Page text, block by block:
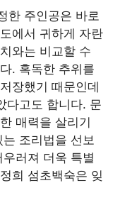
한 주인공은 바로
에서 귀하게 자란
와는 비교할 수
. 혹독한 추위를
장했기 때문인데
다고도 합니다. 문
매력을 살리기
조리법을 선보
러져 더욱 특별
희 섬초백숙은 잊